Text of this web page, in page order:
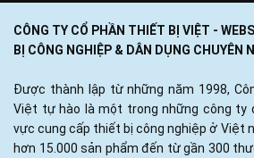
CÔNG TY CỔ PHẦN THIẾT BỊ VIỆT -
BỊ CÔNG NGHIỆP & DÂN DỤNG CHUYÊN
Được thành lập từ những năm 1998,
Việt tự hào là một trong những công ty
vực cung cấp thiết bị công nghiệp ở Việt
hơn 15.000 sản phẩm đến từ gần 300